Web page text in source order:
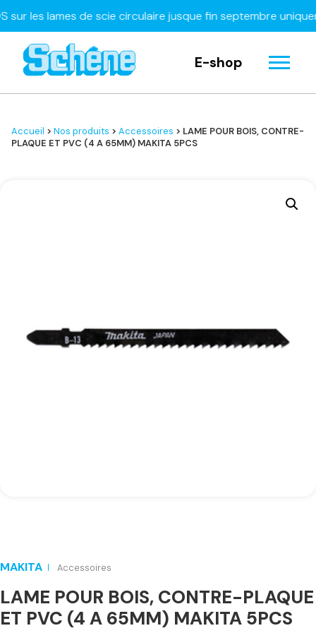
les lames de scie circulaire jusque fin septembre uniquement
E-shop
Accueil > Nos produits > Accessoires > LAME POUR BOIS, CONTRE-
PLAQUE ET PVC (4 A 65MM) MAKITA 5PCS
MAKITA Accessoires
LAME POUR BOIS, CONTRE-PLAQUE
ET PVC (4 A 65MM) MAKITA 5PCS